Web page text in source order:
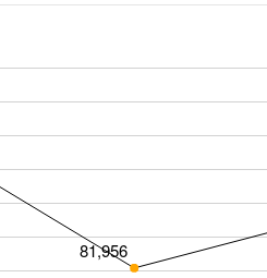
81,956